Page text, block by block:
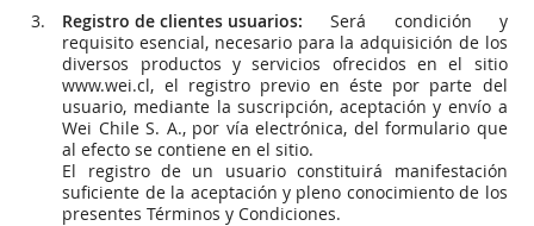
Registro de clientes usuarios: Será condición y
requisito esencial, necesario para la adquisición de los
diversos productos y servicios ofrecidos en el sitio
www.wei.cl, el registro previo en éste por parte del
usuario, mediante la suscripción, aceptación y envío a
Wei Chile S. A., por vía electrónica, del formulario que
al efecto se contiene en el sitio.
El registro de un usuario constituirá manifestación
suficiente de la aceptación y pleno conocimiento de los
presentes Términos y Condiciones.